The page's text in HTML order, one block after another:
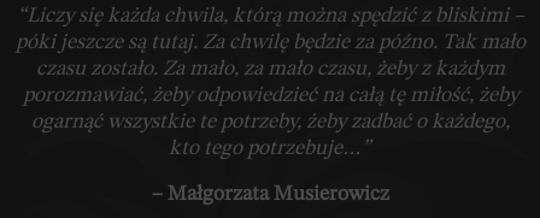
“Liczy się każda chwila, którą można spędzić z bliskimi –
póki jeszcze są tutaj. Za chwilę będzie za późno. Tak mało
czasu zostało. Za mało, za mało czasu, żeby z każdym
porozmawiać, żeby odpowiedzieć na całą tę miłość, żeby
ogarnąć wszystkie te potrzeby, żeby zadbać o każdego,
kto tego potrzebuje…”
– Małgorzata Musierowicz